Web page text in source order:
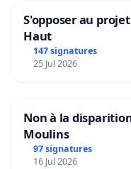
S'opposer au
Haut
147 signatures
25 Jul 2026
Non à la
Moulins
97 signatures
16 Jul 2026